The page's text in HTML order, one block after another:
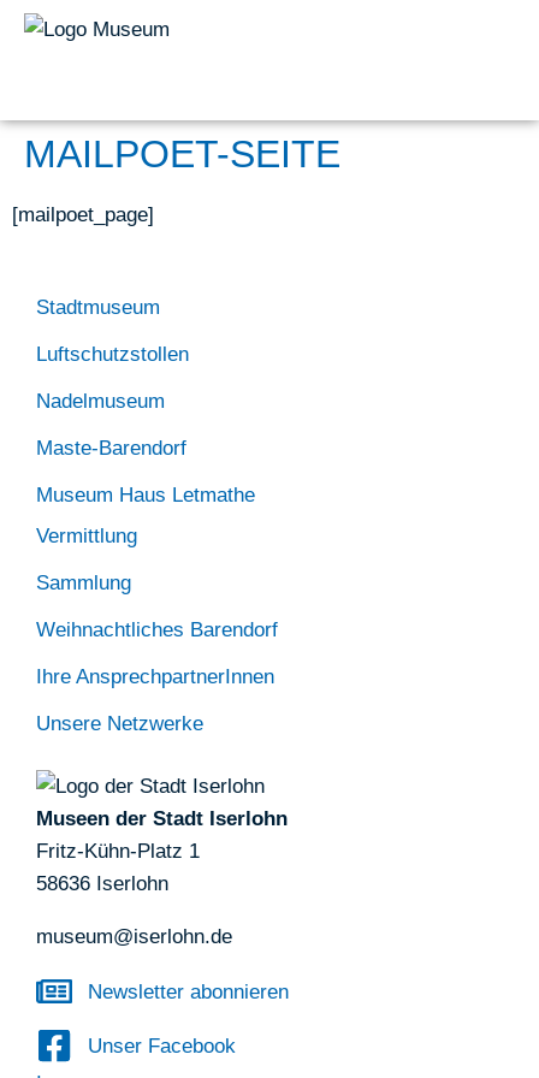
MAILPOET-SEITE
[mailpoet_page]
Stadtmuseum
Luftschutzstollen
Nadelmuseum
Maste-Barendorf
Museum Haus Letmathe
Vermittlung
Sammlung
Weihnachtliches Barendorf
Ihre AnsprechpartnerInnen
Unsere Netzwerke
Museen der Stadt Iserlohn
Fritz-Kühn-Platz 1
58636 Iserlohn
museum@iserlohn.de
Newsletter abonnieren
Unser Facebook